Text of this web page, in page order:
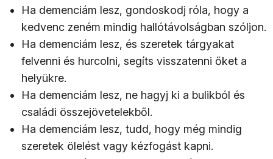
Ha demenciám lesz, gondoskodj róla, hogy a
kedvenc zeném mindig hallótávolságban szóljon.
Ha demenciám lesz, és szeretek tárgyakat
felvenni és hurcolni, segíts visszatenni őket a
helyükre.
Ha demenciám lesz, ne hagyj ki a bulikból és
családi összejövetelekből.
Ha demenciám lesz, tudd, hogy még mindig
szeretek ölelést vagy kézfogást kapni.